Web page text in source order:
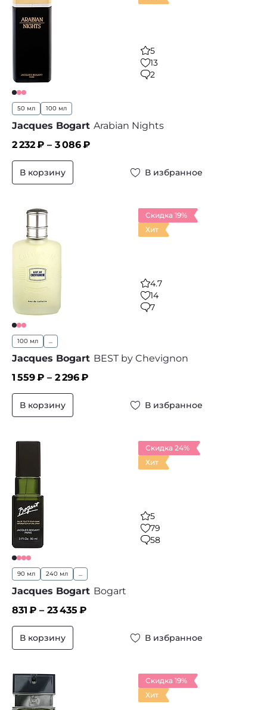
5
13
2
50 мл 100 мл
Jacques Bogart Arabian Nights
2 232₽ – 3 086₽
В корзину В избранное
Скидка 19%
Хит
4.7
14
7
100 мл ...
Jacques Bogart BEST by Chevignon
1 559₽ – 2 296₽
В корзину В избранное
Скидка 24%
Хит
5
79
58
90 мл 240 мл ...
Jacques Bogart Bogart
831 ₽ – 23 435 ₽
В корзину В избранное
Скидка 19%
Хит